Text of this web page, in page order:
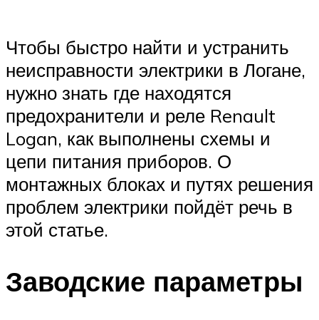
Чтобы быстро найти и устранить
неисправности электрики в Логане,
нужно знать где находятся
предохранители и реле Renault
Logan, как выполнены схемы и
цепи питания приборов. О
монтажных блоках и путях решения
проблем электрики пойдёт речь в
этой статье.
Заводские параметры